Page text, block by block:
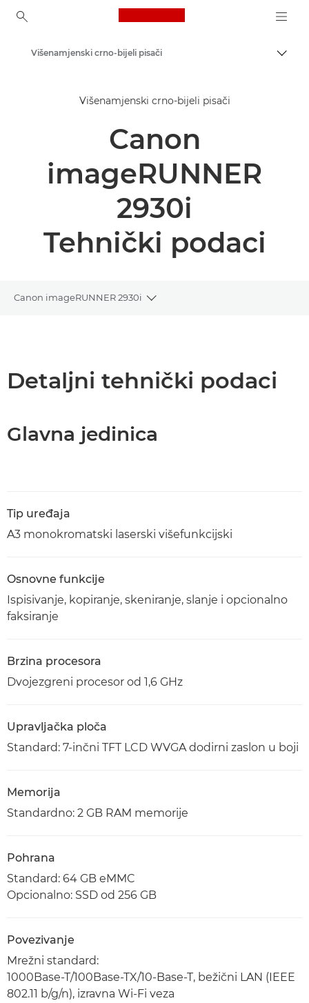
Canon Logo, back to
Rješenja i usluge
Višenamjenski pisači – pisači "sve u jednom"
Višenamjenski crno-bijeli pisači
Višenamjenski crno-bijeli pisači
Canon
imageRUNNER
2930i
Tehnički podaci
Canon imageRUNNER 2930i
Toggle breadcrumbs
Preuzimanje PDF-a
Detaljni tehnički podaci
Glavna jedinica
Tip uređaja
A3 monokromatski laserski višefunkcijski
Osnovne funkcije
Ispisivanje, kopiranje, skeniranje, slanje i opcionalno
faksiranje
Brzina procesora
Dvojezgreni procesor od 1,6 GHz
Upravljačka ploča
Standard: 7-inčni TFT LCD WVGA dodirni zaslon u boji
Memorija
Standardno: 2 GB RAM memorije
Pohrana
Standard: 64 GB eMMC
Opcionalno: SSD od 256 GB
Povezivanje
Mrežni standard:
1000Base-T/100Base-TX/10-Base-T, bežični LAN (IEEE
802.11 b/g/n), izravna Wi-Fi veza